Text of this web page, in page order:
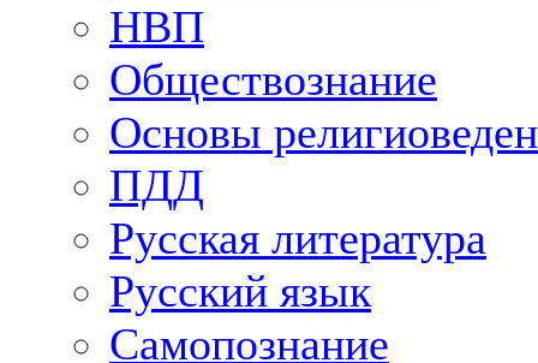
НВП
Обществознание
Основы
ПДД
Русская литература
Русский язык
Самопознание